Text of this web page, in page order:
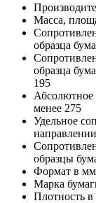
Масса,
образца
образца
195
Абсолютное
менее 275
Удельное
образцы
Формат в мм
Марка
Плотность в